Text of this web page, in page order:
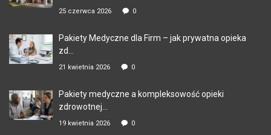
25 czerwca 2026 0
Pakiety Medyczne dla Firm – jak prywatna opieka
zd...
21 kwietnia 2026 0
Pakiety medyczne a kompleksowość opieki
zdrowotnej...
19 kwietnia 2026 0